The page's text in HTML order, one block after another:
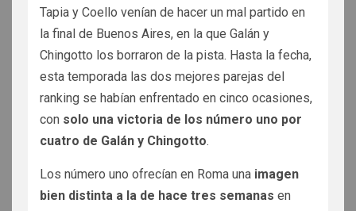
Tapia y Coello venían de hacer un mal partido en
la final de Buenos Aires, en la que Galán y
Chingotto los borraron de la pista. Hasta la fecha,
esta temporada las dos mejores parejas del
ranking se habían enfrentado en cinco ocasiones,
con solo una victoria de los número uno por
cuatro de Galán y Chingotto.
Los número uno ofrecían en Roma una imagen
bien distinta a la de hace tres semanas en